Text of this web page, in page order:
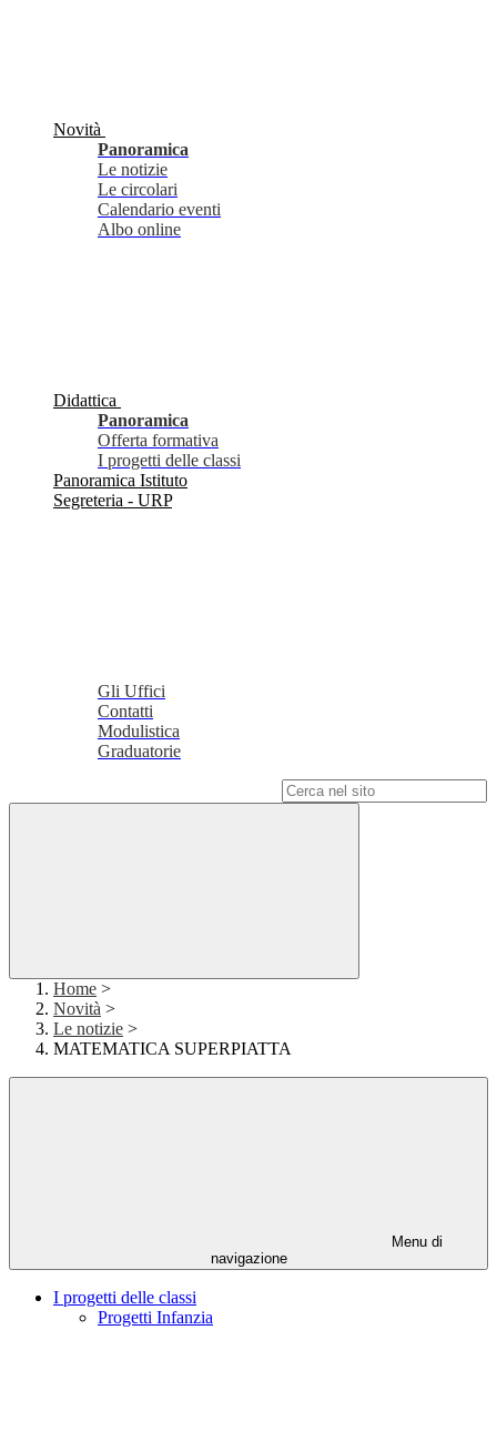
Novità
Panoramica
Le notizie
Le circolari
Calendario eventi
Albo online
Didattica
Panoramica
Offerta formativa
I progetti delle classi
Panoramica Istituto
Segreteria - URP
Gli Uffici
Contatti
Modulistica
Graduatorie
Home >
Novità >
Le notizie >
MATEMATICA SUPERPIATTA
Menu di
navigazione
I progetti delle classi
Progetti Infanzia